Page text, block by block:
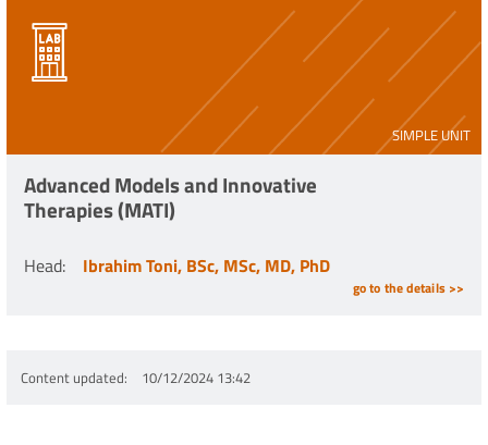
SIMPLE UNIT
Advanced Models and Innovative
Therapies (MATI)
Head: Ibrahim Toni, BSc, MSc, MD, PhD
go to the details >>
Content updated 10/12/2024 13:42